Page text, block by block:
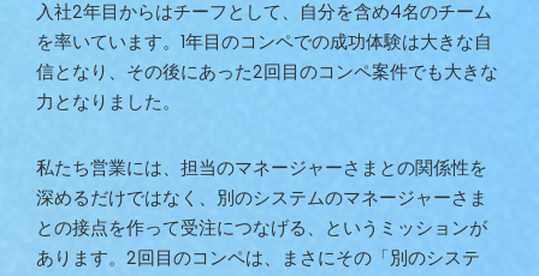
入社2年目からはチーフとして、自分を含め4名のチーム
を率いています。1年目のコンペでの成功体験は大きな自
信となり、その後にあった2回目のコンペ案件でも大きな
力となりました。
私たち営業には、担当のマネージャーさまとの関係性を
深めるだけではなく、別のシステムのマネージャーさま
との接点を作って受注につなげる、というミッションが
あります。2回目のコンペは、まさにその「別のシステ